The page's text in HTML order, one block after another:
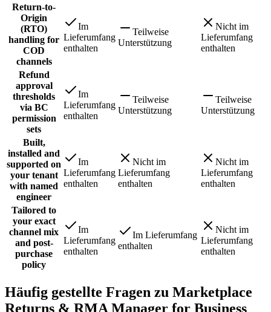
Return-to-
Origin
(RTO)
handling for
COD
channels
Im
Lieferumfang
enthalten
Teilweise
Unterstützung
Nicht im
Lieferumfang
enthalten
Refund
approval
thresholds
via BC
permission
sets
Im
Lieferumfang
enthalten
Teilweise
Unterstützung
Teilweise
Unterstützung
Built,
installed and
supported on
your tenant
with named
engineer
Im
Lieferumfang
enthalten
Nicht im
Lieferumfang
enthalten
Nicht im
Lieferumfang
enthalten
Tailored to
your exact
channel mix
and post-
purchase
policy
Im
Lieferumfang
enthalten
Im Lieferumfang
enthalten
Nicht im
Lieferumfang
enthalten
Häufig gestellte Fragen zu Marketplace
Returns & RMA Manager for Business